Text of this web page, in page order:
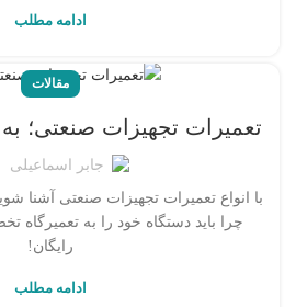
ادامه مطلب
مقالات
تعمیرات تجهیزات صنعتی؛
جابر اسماعیلی
با انواع تعمیرات تجهیزات صنعتی آشنا
چرا باید دستگاه خود را به تعمیرگاه
رایگان!
ادامه مطلب